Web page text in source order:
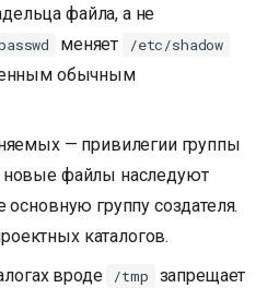
файла, а не
меняет /etc/shadow
обычным
— привилегии группы
новые файлы наследуют
основную группу создателя.
каталогов.
вроде /tmp
запрещает